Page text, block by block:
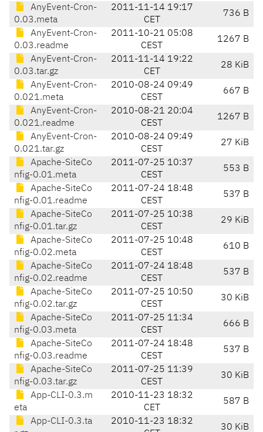
AnyEvent-Cron-
0.03.meta
2011-11-14 19:17
CET
736 B
AnyEvent-Cron-
0.03.readme
2011-10-21 05:08
CEST
1267 B
AnyEvent-Cron-
0.03.tar.gz
2011-11-14 19:22
CET
28 KiB
AnyEvent-Cron-
0.021.meta
2010-08-24 09:49
CEST
667 B
AnyEvent-Cron-
0.021.readme
2010-08-21 20:04
CEST
1267 B
AnyEvent-Cron-
0.021.tar.gz
2010-08-24 09:49
CEST
27 KiB
Apache-SiteCo
nfig-0.01.meta
2011-07-25 10:37
CEST
553 B
Apache-SiteCo
nfig-0.01.readme
2011-07-24 18:48
CEST
537 B
Apache-SiteCo
nfig-0.01.tar.gz
2011-07-25 10:38
CEST
29 KiB
Apache-SiteCo
nfig-0.02.meta
2011-07-25 10:48
CEST
610 B
Apache-SiteCo
nfig-0.02.readme
2011-07-24 18:48
CEST
537 B
Apache-SiteCo
nfig-0.02.tar.gz
2011-07-25 10:50
CEST
30 KiB
Apache-SiteCo
nfig-0.03.meta
2011-07-25 11:34
CEST
666 B
Apache-SiteCo
nfig-0.03.readme
2011-07-24 18:48
CEST
537 B
Apache-SiteCo
nfig-0.03.tar.gz
2011-07-25 11:39
CEST
30 KiB
App-CLI-0.3.m
eta
2010-11-23 18:32
CET
587 B
App-CLI-0.3.ta
2010-11-23 18:32
30 KiB